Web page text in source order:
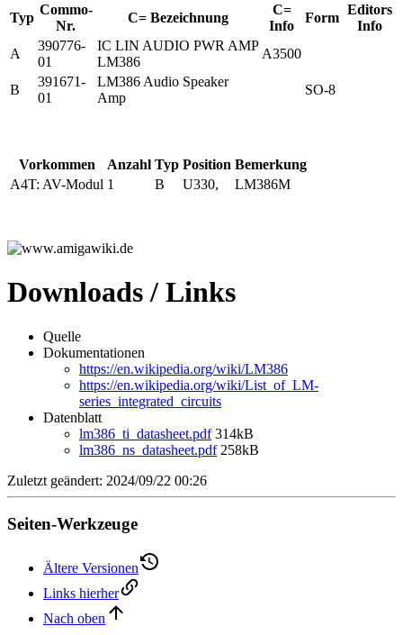
Typ
Commo-
Nr.
C= Bezeichnung
C=
Info
Form
Editors
Info
A
390776-
01
IC LIN AUDIO PWR AMP
LM386
A3500
B
391671-
01
LM386 Audio Speaker
Amp
SO-8
Vorkommen Anzahl Typ Position Bemerkung
A4T: AV-Modul 1 B U330, LM386M
Downloads / Links
Quelle
Dokumentationen
https://en.wikipedia.org/wiki/LM386
https://en.wikipedia.org/wiki/List_of_LM-
series_integrated_circuits
Datenblatt
lm386_ti_datasheet.pdf314kB
lm386_ns_datasheet.pdf258kB
Zuletzt geändert: 2024/09/22 00:26
Seiten-Werkzeuge
Ältere Versionen
Links hierher
Nach oben